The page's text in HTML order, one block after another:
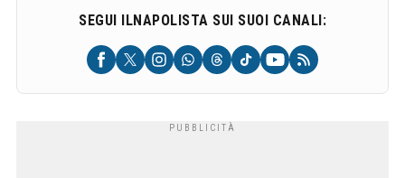
SEGUI ILNAPOLISTA SUI SUOI CANALI: